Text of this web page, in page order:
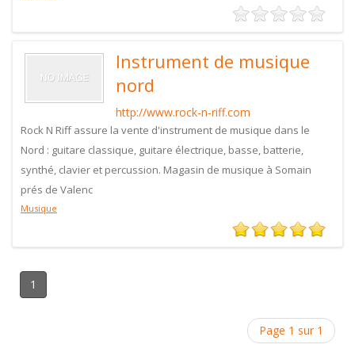
Instrument de musique
nord
http://www.rock-n-riff.com
Rock N Riff assure la vente d'instrument de musique dans le
Nord : guitare classique, guitare électrique, basse, batterie,
synthé, clavier et percussion. Magasin de musique à Somain
prés de Valenc
Musique
1
Page 1 sur 1